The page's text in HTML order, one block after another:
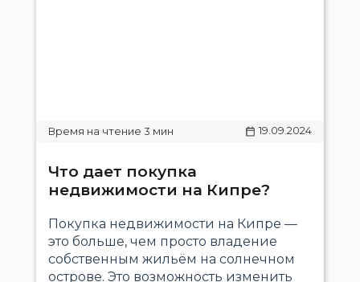
19.09.2024
Что дает покупка
недвижимости на Кипре?
Покупка недвижимости на Кипре —
это больше, чем просто владение
собственным жильём на солнечном
острове. Это возможность изменить